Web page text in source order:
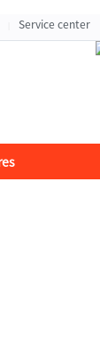
Service center